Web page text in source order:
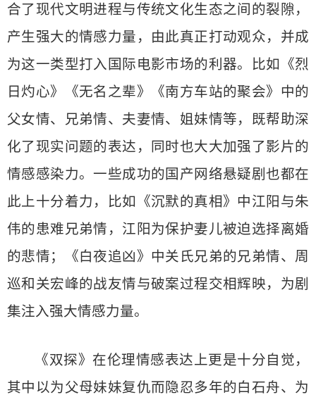
合了现代文明进程与传统文化生态之间的裂隙，
产生强大的情感力量，由此真正打动观众，并成
为这一类型打入国际电影市场的利器。比如《烈
日灼心》《无名之辈》《南方车站的聚会》中的
父女情、兄弟情、夫妻情、姐妹情等，既帮助深
化了现实问题的表达，同时也大大加强了影片的
情感感染力。一些成功的国产网络悬疑剧也都在
此上十分着力，比如《沉默的真相》中江阳与朱
伟的患难兄弟情，江阳为保护妻儿被迫选择离婚
的悲情；《白夜追凶》中关氏兄弟的兄弟情、周
巡和关宏峰的战友情与破案过程交相辉映，为剧
集注入强大情感力量。
《双探》在伦理情感表达上更是十分自觉，
其中以为父母妹妹复仇而隐忍多年的白石舟、为